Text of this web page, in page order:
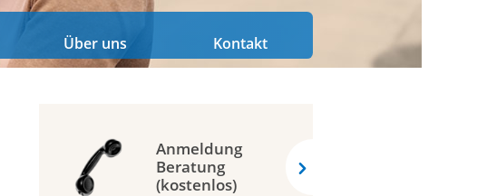
Über uns Kontakt
Anmeldung
Beratung
(kostenlos)